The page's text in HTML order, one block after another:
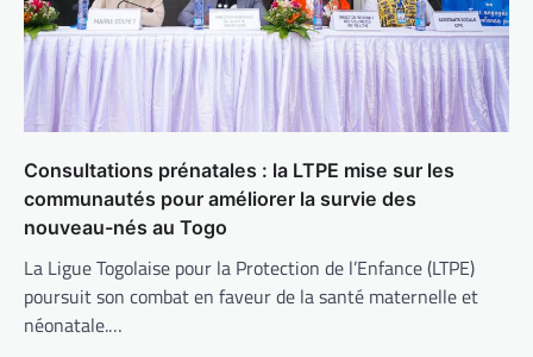
Consultations prénatales : la LTPE mise sur les
communautés pour améliorer la survie des
nouveau-nés au Togo
La Ligue Togolaise pour la Protection de l’Enfance (LTPE)
poursuit son combat en faveur de la santé maternelle et
néonatale.…